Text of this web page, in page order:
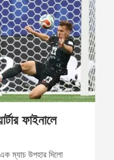
ফাইনালে
ম্যাচ উপহার দিলো